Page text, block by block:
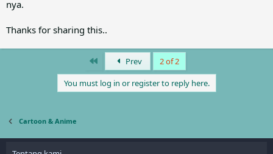
nya.
Thanks for sharing this..
Prev
2 of 2
You must log in or register to reply here.
Cartoon & Anime